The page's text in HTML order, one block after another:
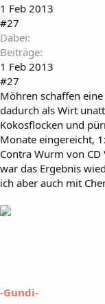
1 Feb 2013
#27
Dabei
Beiträge
1 Feb 2013
#27
Möhren schaffen
dadurch als Wirt
Kokosflocken und
Monate eingereicht,
Contra Wurm von
war das Ergebnis
ich aber auch mit
-Gundi-